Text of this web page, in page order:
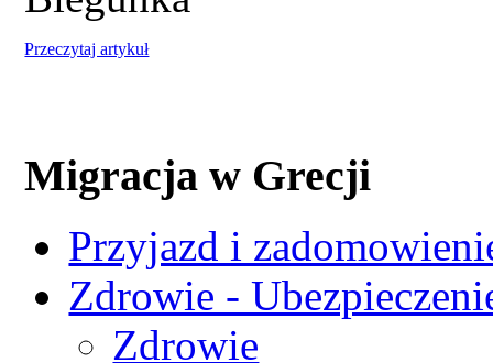
Przeczytaj artykuł
Migracja w Grecji
Przyjazd i
Zdrowie -
Zdrowie